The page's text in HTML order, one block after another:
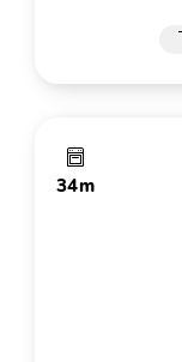
34m